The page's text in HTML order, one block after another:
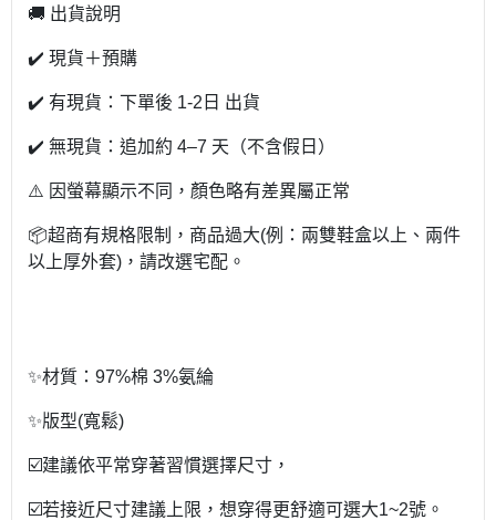
🚚 出貨說明
✔️ 現貨＋預購
✔️ 有現貨：下單後 1-2日 出貨
✔️ 無現貨：追加約 4–7 天（不含假日）
⚠️ 因螢幕顯示不同，顏色略有差異屬正常
📦超商有規格限制，商品過大(例：兩雙鞋盒以上、兩件
以上厚外套)，請改選宅配。
✨材質：97%棉 3%氨綸
✨版型(寬鬆)
☑️建議依平常穿著習慣選擇尺寸，
☑️若接近尺寸建議上限，想穿得更舒適可選大1~2號。